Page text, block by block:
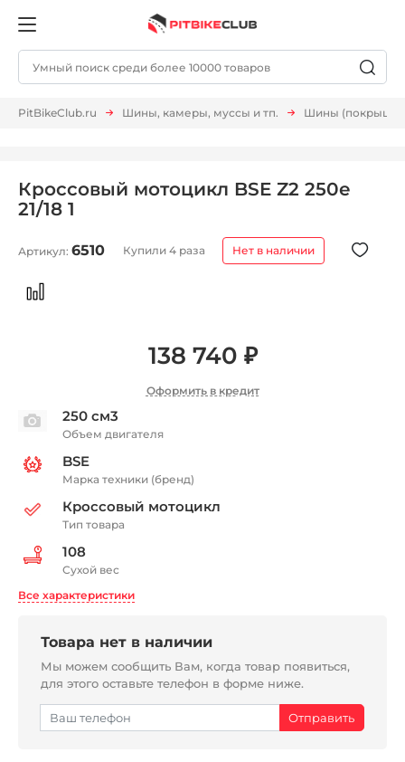
PitBikeClub.ru Шины, камеры, муссы и тп. Шины
Кроссовый мотоцикл BSE Z2 250e
21/18 1
Артикул: 6510 Купили 4 раза Нет в наличии
138 740 ₽
Оформить в кредит
250 см3
Объем двигателя
BSE
Марка техники (бренд)
Кроссовый мотоцикл
Тип товара
108
Сухой вес
Все характеристики
Товара нет в наличии
Мы можем сообщить Вам, когда товар появиться,
для этого оставьте телефон в форме ниже.